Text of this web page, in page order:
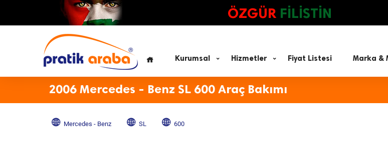
ÖZGÜR FİLİSTİN
Kurumsal Hizmetler Fiyat Listesi Marka &
2006 Mercedes - Benz SL 600 Araç Bakımı
Mercedes - Benz SL 600